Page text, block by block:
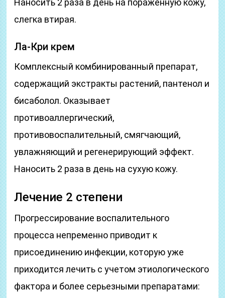
Наносить 2 раза в день на пораженную кожу,
слегка втирая.
Ла-Кри крем
Комплексный комбинированный препарат,
содержащий экстракты растений, пантенол и
бисаболол. Оказывает
противоаллергический,
противовоспалительный, смягчающий,
увлажняющий и регенерирующий эффект.
Наносить 2 раза в день на сухую кожу.
Лечение 2 степени
Прогрессирование воспалительного
процесса непременно приводит к
присоединению инфекции, которую уже
приходится лечить с учетом этиологического
фактора и более серьезными препаратами: